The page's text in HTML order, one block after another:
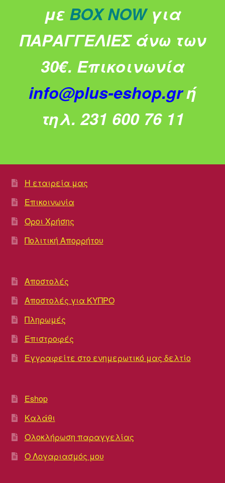
με BOX NOW για
ΠΑΡΑΓΓΕΛΙΕΣ άνω των
30€. Επικοινωνία
info@plus-eshop.grή
τηλ. 231 600 76 11
Η εταιρεία μας
Επικοινωνία
Όροι Χρήσης
Πολιτική Απορρήτου
Αποστολές
Αποστολές για ΚΥΠΡΟ
Πληρωμές
Επιστροφές
Εγγραφείτε στο ενημερωτικό μας δελτίο
Eshop
Καλάθι
Ολοκλήρωση παραγγελίας
Ο Λογαριασμός μου